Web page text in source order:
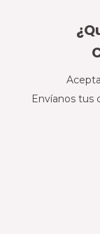
Envíanos tus